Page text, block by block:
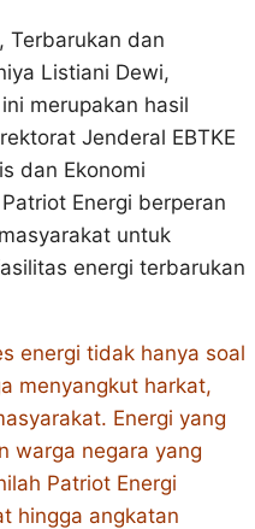
Terbarukan dan
Listiani Dewi,
merupakan hasil
Jenderal EBTKE
dan Ekonomi
Energi berperan
untuk
energi terbarukan
energi tidak hanya soal
menyangkut harkat,
Energi yang
warga negara yang
Patriot Energi
hingga angkatan